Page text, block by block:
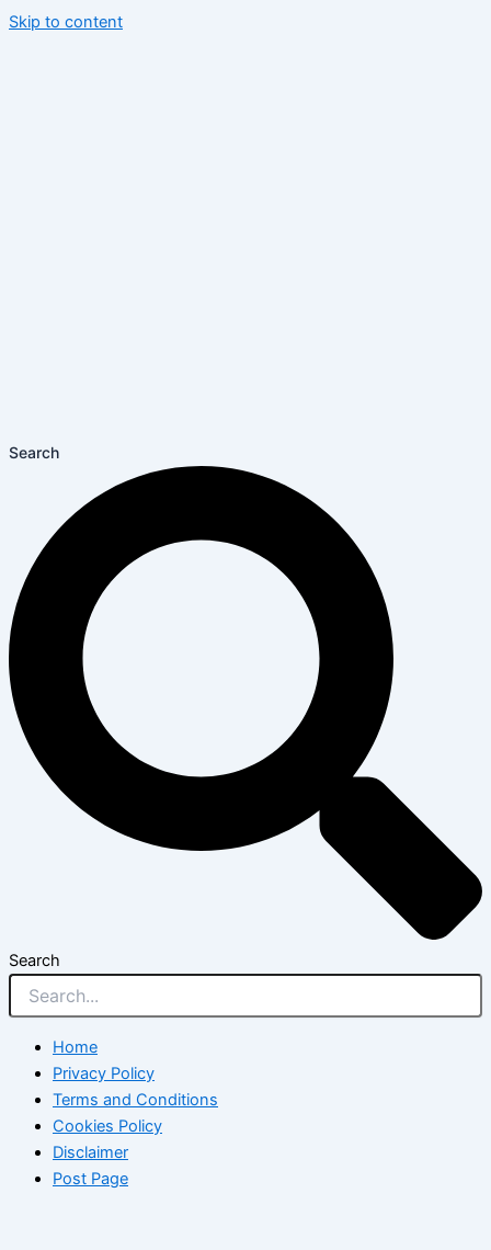
Skip to content
Search
Search
Home
Privacy Policy
Terms and Conditions
Cookies Policy
Disclaimer
Post Page